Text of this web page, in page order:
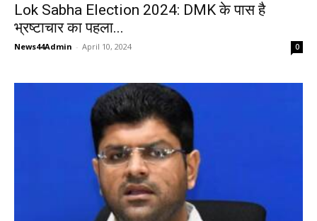
Lok Sabha Election 2024: DMK के पास है
भ्रष्टाचार का पहला...
News44Admin - April 10, 2024 0